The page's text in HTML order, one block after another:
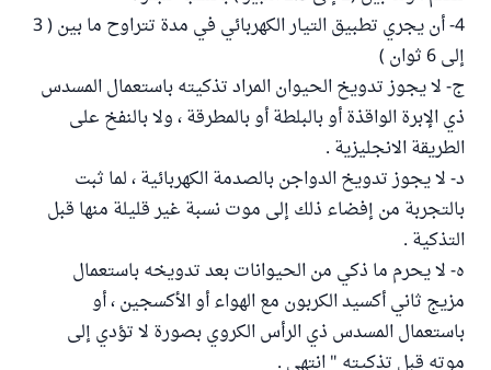
4- أن يجري تطبيق التيار الكهربائي في مدة تتراوح ما بين ( 3
إلى 6 ثوان )
ج- لا يجوز تدويخ الحيوان المراد تذكيته باستعمال المسدس
ذي الإبرة الواقذة أو بالبلطة أو بالمطرقة ، ولا بالنفخ على
الطريقة الانجليزية .
د- لا يجوز تدويخ الدواجن بالصدمة الكهربائية ، لما ثبت
بالتجربة من إفضاء ذلك إلى موت نسبة غير قليلة منها قبل
التذكية .
ه- لا يحرم ما ذكي من الحيوانات بعد تدويخه باستعمال
مزيج ثاني أكسيد الكربون مع الهواء أو الأكسجين ، أو
باستعمال المسدس ذي الرأس الكروي بصورة لا تؤدي إلى
موته قبل تذكيته " انتهى .